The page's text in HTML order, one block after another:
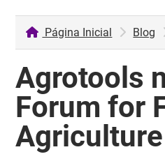
Página Inicial Blog
Agrotools
Forum for